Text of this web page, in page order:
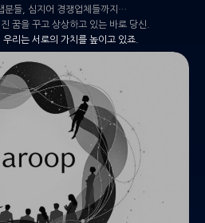
분들, 심지어 경쟁업체들까지…
꿈을 꾸고 상상하고 있는 바로 당신.
우리는 서로의 가치를 높이고 있죠.